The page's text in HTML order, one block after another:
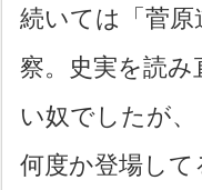
続いては「菅
察。史実を読
い奴でしたが
何度か登場し